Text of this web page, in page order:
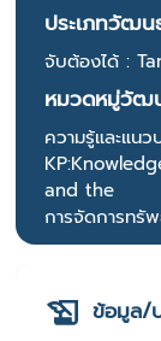
ประเภทวัฒน
จับต้องได้ :
หมวดหมู่วัฒ
ความรู้และแน
and the
การจัดการทรั
ข้อมูล/